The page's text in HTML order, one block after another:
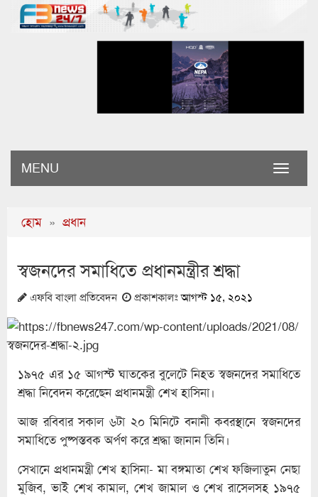
Toggle
MENU
হোম » প্রধান
স্বজনদের সমাধিতে প্রধানমন্ত্রীর শ্রদ্ধা
এফবি বাংলা প্রতিবেদন প্রকাশকালঃআগস্ট ১৫, ২০২১
১৯৭৫ এর ১৫ আগস্ট ঘাতকের বুলেটে নিহত স্বজনদের সমাধিতে
শ্রদ্ধা নিবেদন করেছেন প্রধানমন্ত্রী শেখ হাসিনা।
আজ রবিবার সকাল ৬টা ২০ মিনিটে বনানী কবরস্থানে স্বজনদের
সমাধিতে পুষ্পস্তবক অর্পণ করে শ্রদ্ধা জানান তিনি।
সেখানে প্রধানমন্ত্রী শেখ হাসিনা- মা বঙ্গমাতা শেখ ফজিলাতুন নেছা
মুজিব, ভাই শেখ কামাল, শেখ জামাল ও শেখ রাসেলসহ ১৯৭৫